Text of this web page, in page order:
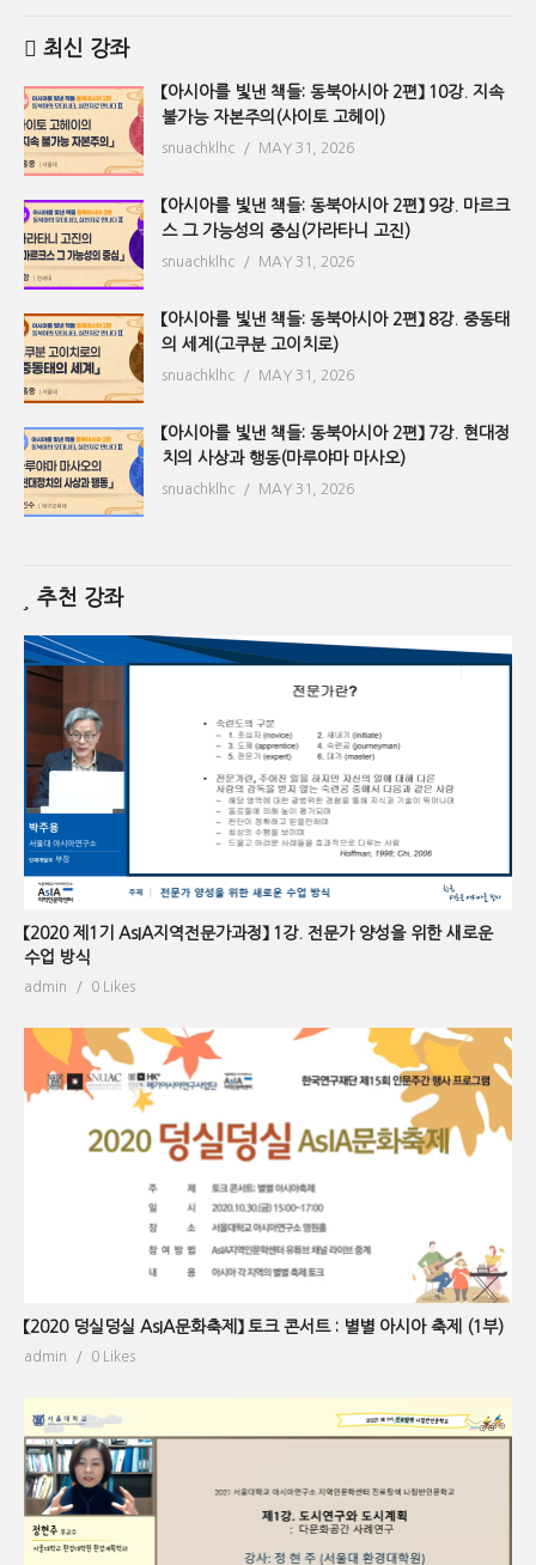
최신 강좌
【아시아를 빛낸 책들: 동북아시아 2편】 10강. 지속
불가능 자본주의(사이토 고헤이)
snuachklhc MAY 31, 2026
【아시아를 빛낸 책들: 동북아시아 2편】 9강. 마르크
스 그 가능성의 중심(가라타니 고진)
snuachklhc MAY 31, 2026
【아시아를 빛낸 책들: 동북아시아 2편】 8강. 중동태
의 세계(고쿠분 고이치로)
snuachklhc MAY 31, 2026
【아시아를 빛낸 책들: 동북아시아 2편】 7강. 현대정
치의 사상과 행동(마루야마 마사오)
snuachklhc MAY 31, 2026
추천 강좌
【2020 제1기 AsIA지역전문가과정】 1강. 전문가 양성을 위한 새로운
수업 방식
admin 0 Likes
【2020 덩실덩실 AsIA문화축제】 토크 콘서트 : 별별 아시아 축제 (1부)
admin 0 Likes